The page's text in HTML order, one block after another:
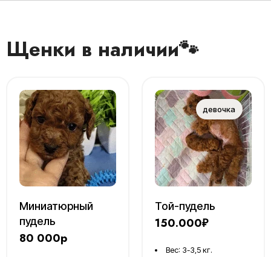
Щенки в наличии🐾
Миниатюрный
пудель
80 000р
Той-пудель
150.000₽
Вес: 3-3,5 кг.